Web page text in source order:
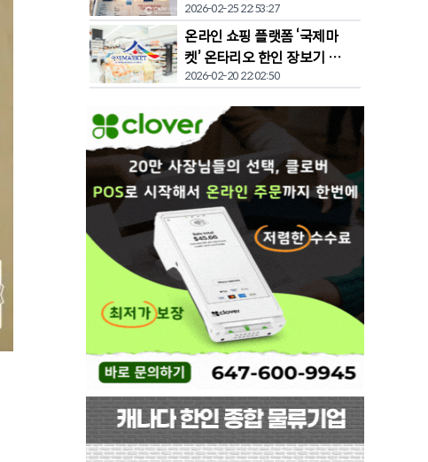
찾다"
2026-02-25 22:53:27
온라인 쇼핑 플랫폼 ‘국제마
켓’ 온타리오 한인 장보기 문
화 바꾼다
2026-02-20 22:02:50